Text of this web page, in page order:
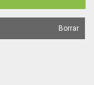
Borrar